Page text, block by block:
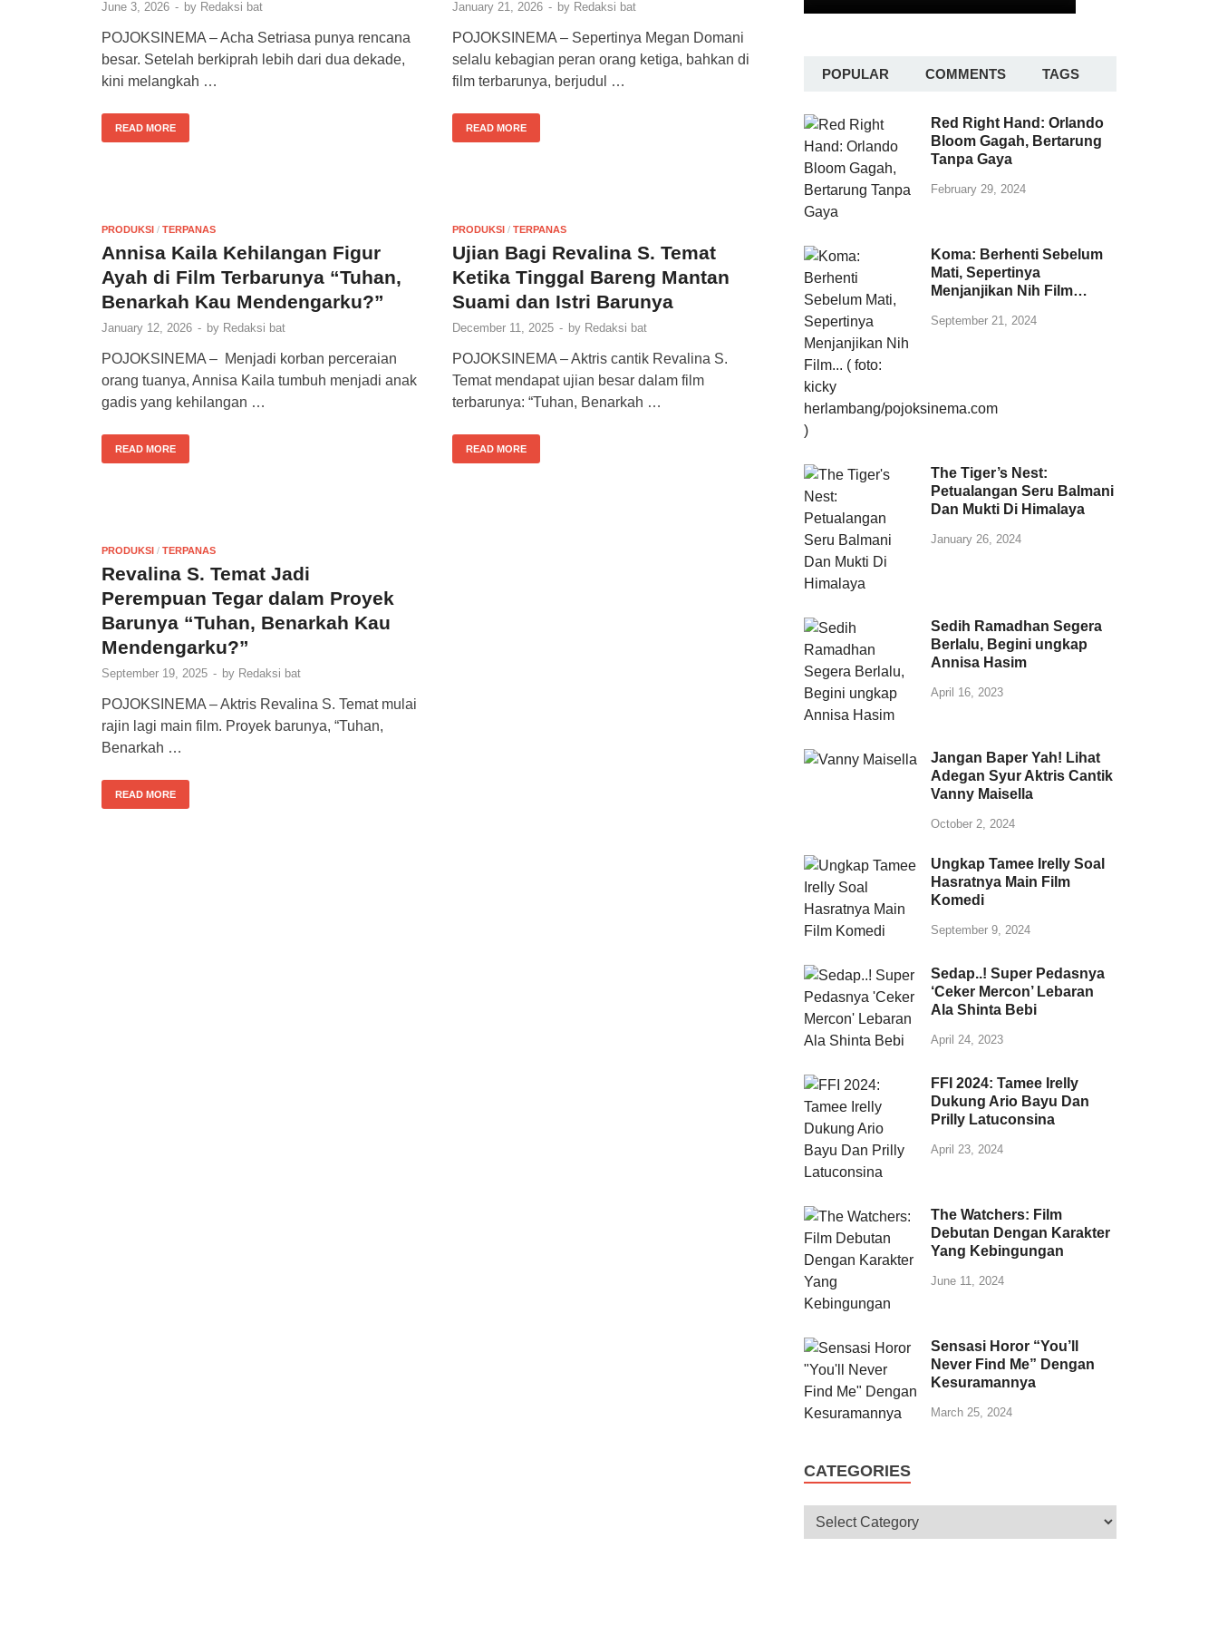
June 3, 2026 - by Redaksi bat
POJOKSINEMA – Acha Setriasa punya rencana
besar. Setelah berkiprah lebih dari dua dekade,
kini melangkah …
READ MORE
January 21, 2026 - by Redaksi bat
POJOKSINEMA – Sepertinya Megan Domani
selalu kebagian peran orang ketiga, bahkan di
film terbarunya, berjudul …
READ MORE
PRODUKSI / TERPANAS
Annisa Kaila Kehilangan Figur
Ayah di Film Terbarunya “Tuhan,
Benarkah Kau Mendengarku?”
January 12, 2026 - by Redaksi bat
POJOKSINEMA – Menjadi korban perceraian
orang tuanya, Annisa Kaila tumbuh menjadi anak
gadis yang kehilangan …
READ MORE
PRODUKSI / TERPANAS
Ujian Bagi Revalina S. Temat
Ketika Tinggal Bareng Mantan
Suami dan Istri Barunya
December 11, 2025 - by Redaksi bat
POJOKSINEMA – Aktris cantik Revalina S.
Temat mendapat ujian besar dalam film
terbarunya: “Tuhan, Benarkah …
READ MORE
PRODUKSI / TERPANAS
Revalina S. Temat Jadi
Perempuan Tegar dalam Proyek
Barunya “Tuhan, Benarkah Kau
Mendengarku?”
September 19, 2025 - by Redaksi bat
POJOKSINEMA – Aktris Revalina S. Temat mulai
rajin lagi main film. Proyek barunya, “Tuhan,
Benarkah …
READ MORE
POPULAR COMMENTS TAGS
Red Right Hand: Orlando
Bloom Gagah, Bertarung
Tanpa Gaya
February 29, 2024
Koma: Berhenti Sebelum
Mati, Sepertinya
Menjanjikan Nih Film…
September 21, 2024
The Tiger’s Nest:
Petualangan Seru Balmani
Dan Mukti Di Himalaya
January 26, 2024
Sedih Ramadhan Segera
Berlalu, Begini ungkap
Annisa Hasim
April 16, 2023
Jangan Baper Yah! Lihat
Adegan Syur Aktris Cantik
Vanny Maisella
October 2, 2024
Ungkap Tamee Irelly Soal
Hasratnya Main Film
Komedi
September 9, 2024
Sedap..! Super Pedasnya
‘Ceker Mercon’ Lebaran
Ala Shinta Bebi
April 24, 2023
FFI 2024: Tamee Irelly
Dukung Ario Bayu Dan
Prilly Latuconsina
April 23, 2024
The Watchers: Film
Debutan Dengan Karakter
Yang Kebingungan
June 11, 2024
Sensasi Horor “You’ll
Never Find Me” Dengan
Kesuramannya
March 25, 2024
CATEGORIES